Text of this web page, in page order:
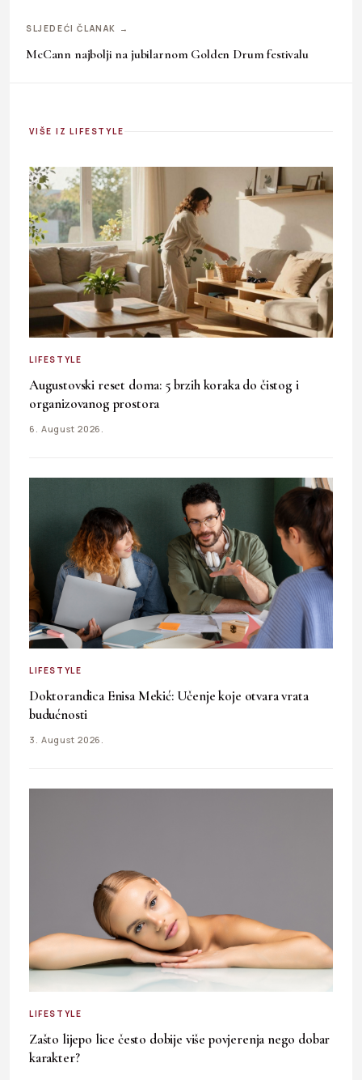
SLJEDEĆI ČLANAK →
McCann najbolji na jubilarnom Golden Drum festivalu
VIŠE IZ LIFESTYLE
LIFESTYLE
Augustovski reset doma: 5 brzih koraka do čistog i
organizovanog prostora
6. August 2026.
LIFESTYLE
Doktorandica Enisa Mekić: Učenje koje otvara vrata
budućnosti
3. August 2026.
LIFESTYLE
Zašto lijepo lice često dobije više povjerenja nego dobar
karakter?